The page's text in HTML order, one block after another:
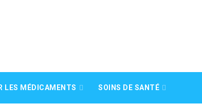
LES MÉDICAMENTS SOINS DE SANTÉ